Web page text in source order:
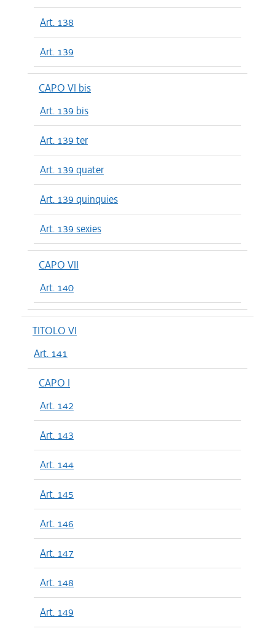
Art. 138
Art. 139
CAPO VI bis
Art. 139 bis
Art. 139 ter
Art. 139 quater
Art. 139 quinquies
Art. 139 sexies
CAPO VII
Art. 140
TITOLO VI
Art. 141
CAPO I
Art. 142
Art. 143
Art. 144
Art. 145
Art. 146
Art. 147
Art. 148
Art. 149